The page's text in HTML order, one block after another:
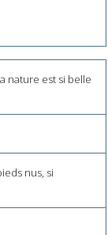
nature est si belle
nus, si